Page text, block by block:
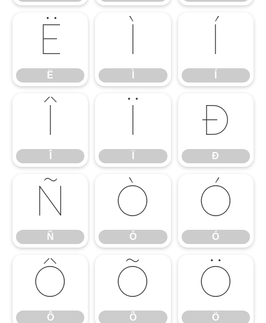
Ë
Ë
Ì Í
Î Ï Ð
Ð
Ñ
Ñ
Ò
Ò
Ó
Ó
Ô
Ô
Õ
Õ
Ö
Ö